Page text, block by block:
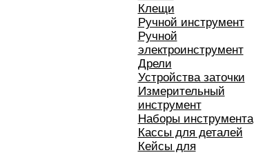
Клещи
Ручной инструмент
Ручной
электроинструмент
Дрели
Устройства заточки
Измерительный
инструмент
Наборы инструмента
Кассы для деталей
Кейсы для